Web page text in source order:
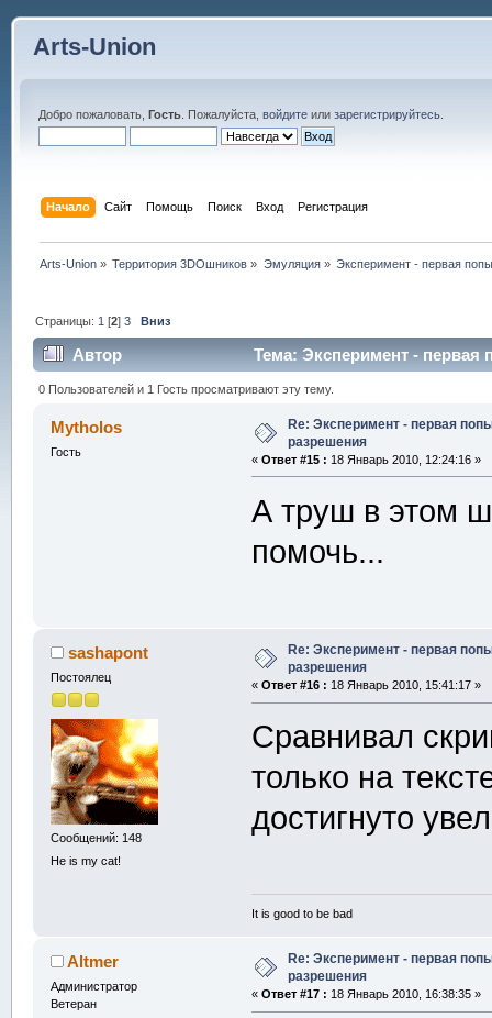
Arts-Union
Добро пожаловать, Гость. Пожалуйста, войдитеили зарегистрируйтесь.
Начало Сайт Помощь Поиск Вход Регистрация
Arts-Union » Территория 3DOшников » Эмуляция» Эксперимент - первая
Страницы: 1 [2]3 Вниз
Автор Тема: Эксперимент - первая
0 Пользователей и 1 Гость просматривают эту тему.
Mytholos
Гость
Re: Эксперимент - первая
разрешения
«Ответ #15 : 18 Январь 2010, 12:24:16 »
А труш в этом
помочь...
sashapont
Постоялец
Сообщений: 148
He is my cat!
Re: Эксперимент - первая
разрешения
«Ответ #16 : 18 Январь 2010, 15:41:17 »
Сравнивал
только на
достигнуто
It is good to be bad
Altmer
Администратор
Ветеран
Re: Эксперимент - первая
разрешения
«Ответ #17 : 18 Январь 2010, 16:38:35 »